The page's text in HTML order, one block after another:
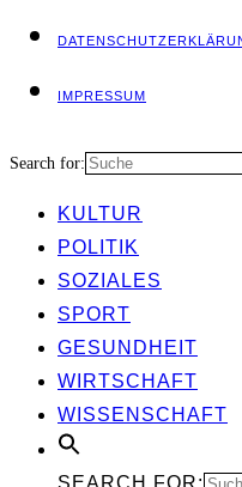
IMPRES­SUM
Search for:
KUL­TUR
POLI­TIK
SOZIA­LES
SPORT
GESUND­HEIT
WIRT­SCHAFT
WIS­SEN­SCHAFT
SEARCH FOR: